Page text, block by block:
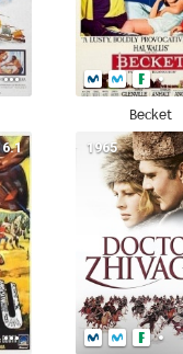
Becket
6.1 1965